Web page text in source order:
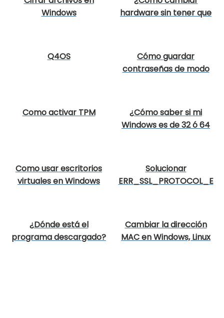
Windows
hardware sin tener que
Q4OS
Cómo guardar
contraseñas de modo
Como activar TPM
¿Cómo saber si mi
Windows es de 32 ó 64
Como usar escritorios
virtuales en Windows
Solucionar
ERR_SSL_PROTOCOL_E
¿Dónde está el
programa descargado?
Cambiar la dirección
MAC en Windows, Linux